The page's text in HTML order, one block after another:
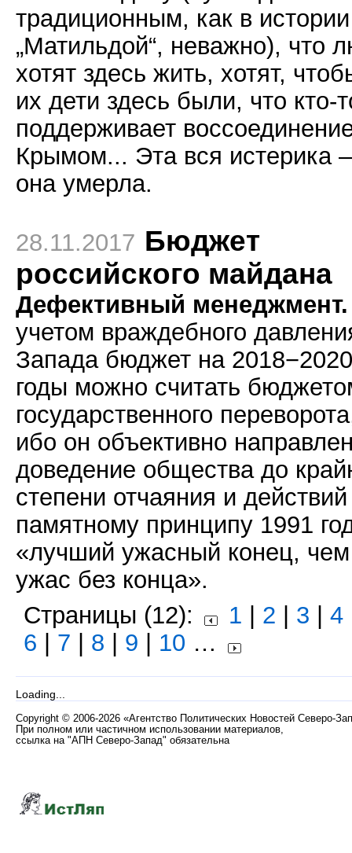
традиционным, как в
„Матильдой“, неважно), что
хотят здесь жить, хотят,
их дети здесь были, что кто-
поддерживает
Крымом... Эта вся истерика
она умерла.
28.11.2017 Бюджет
российского майдана
Дефективный менеджмент.
учетом враждебного
Запада бюджет на 2018−2020
годы можно считать
государственного
ибо он объективно
доведение общества до
степени отчаяния и
памятному принципу 1991
«лучший ужасный конец, чем
ужас без конца».
Страницы (12):
1 2 3 4
6
7 8 9 10 …
Loading...
Copyright © 2006-2026 «Агентство Политических Новостей Северо-
При полном или частичном использовании материалов,
ссылка на "АПН Северо-Запад" обязательна